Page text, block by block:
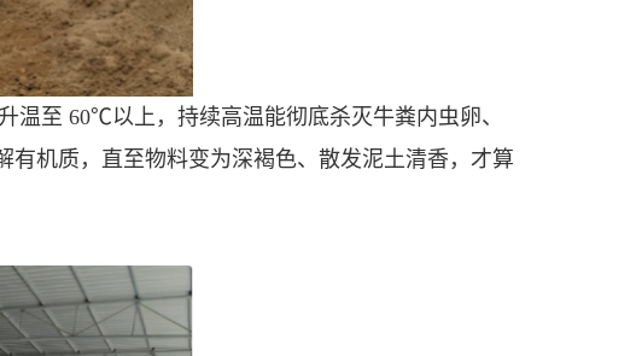
温至 60℃以上，持续高温能彻底杀灭牛粪内虫卵、
机质，直至物料变为深褐色、散发泥土清香，才算